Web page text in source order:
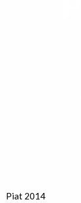
Piat 2014